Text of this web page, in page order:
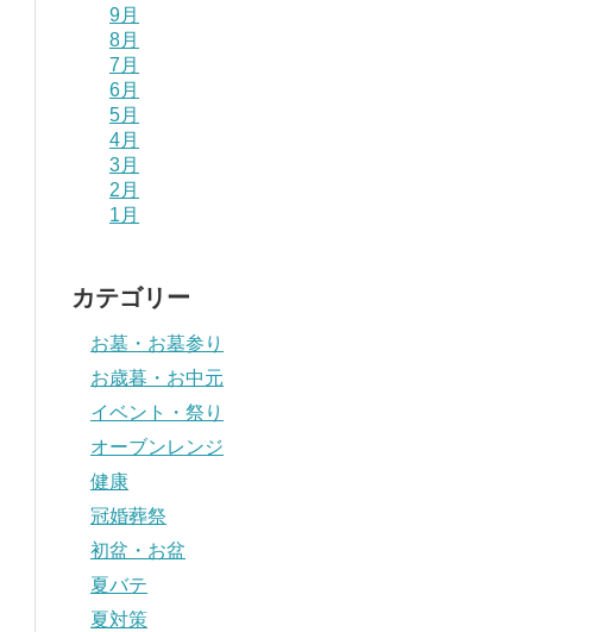
9月
8月
7月
6月
5月
4月
3月
2月
1月
カテゴリー
お墓・お墓参り
お歳暮・お中元
イベント・祭り
オーブンレンジ
健康
冠婚葬祭
初盆・お盆
夏バテ
夏対策